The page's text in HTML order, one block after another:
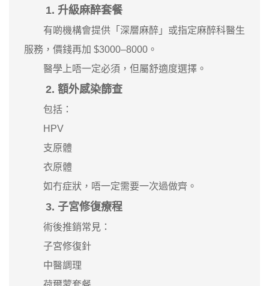
1. 升級麻醉套餐
有啲機構會提供「深層麻醉」或指定麻醉科醫生
服務，價錢再加 $3000–8000。
醫學上唔一定必須，但屬舒適度選擇。
2. 額外感染篩查
包括：
HPV
支原體
衣原體
如冇症狀，唔一定需要一次過做齊。
3. 子宮修復療程
術後推銷常見：
子宮修復針
中醫調理